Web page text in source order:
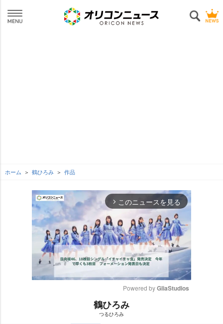
ホーム 鶴ひろみ 作品
arrow_forward_ios このニュースを見る
Powered by GliaStudios
鶴ひろみ
つるひろみ